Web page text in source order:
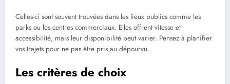
Celles-ci sont souvent trouvées dans les lieux publics comme les
parks ou les centres commerciaux. Elles offrent vitesse et
accessibilité, mais leur disponibilité peut varier. Pensez à planifier
vos trajets pour ne pas être pris au dépourvu.
Les critères de choix